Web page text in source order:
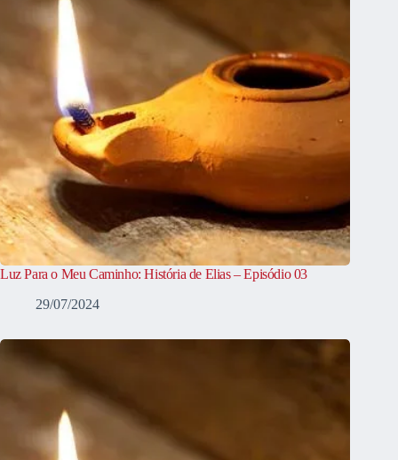
Luz Para o Meu Caminho: História de Elias – Episódio 03
29/07/2024